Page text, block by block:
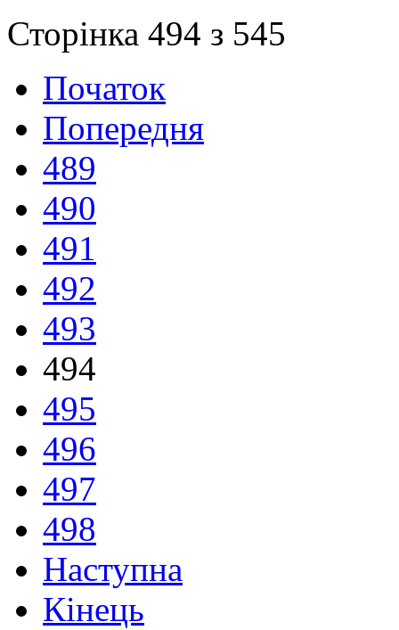
Сторінка 494 з 545
Початок
Попередня
489
490
491
492
493
494
495
496
497
498
Наступна
Кінець